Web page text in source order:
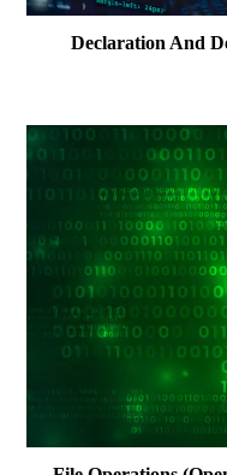
Declaration And